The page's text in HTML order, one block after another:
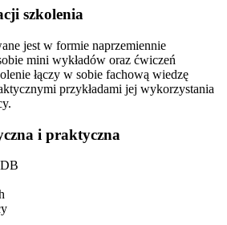
szkolenia
jest w formie naprzemiennie
mini wykładów oraz ćwiczeń
łączy w sobie fachową wiedzę
przykładami jej wykorzystania
i praktyczna